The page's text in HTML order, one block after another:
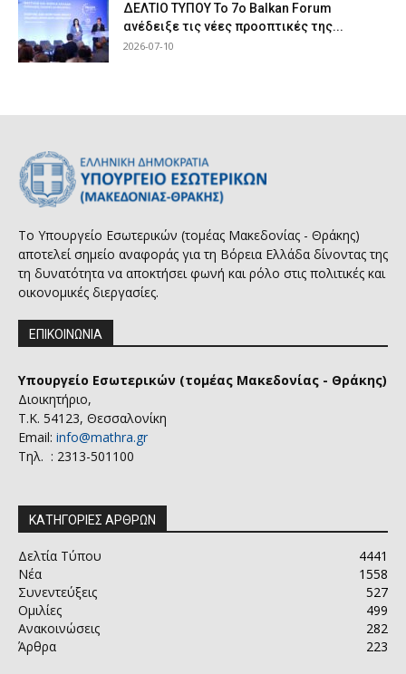
ΔΕΛΤΙΟ ΤΥΠΟΥ Το 7ο Balkan Forum
ανέδειξε τις νέες προοπτικές της...
2026-07-10
Το Υπουργείο Εσωτερικών (τομέας Μακεδονίας - Θράκης)
αποτελεί σημείο αναφοράς για τη Βόρεια Ελλάδα δίνοντας της
τη δυνατότητα να αποκτήσει φωνή και ρόλο στις πολιτικές και
οικονομικές διεργασίες.
ΕΠΙΚΟΙΝΩΝΙΑ
Υπουργείο Εσωτερικών (τομέας Μακεδονίας - Θράκης)
Διοικητήριο,
Τ.Κ. 54123, Θεσσαλονίκη
Email: info@mathra.gr
Τηλ. : 2313-501100
ΚΑΤΗΓΟΡΙΕΣ ΑΡΘΡΩΝ
Δελτία Τύπου
4441
Νέα
1558
Συνεντεύξεις
527
Ομιλίες
499
Ανακοινώσεις
282
Άρθρα
223